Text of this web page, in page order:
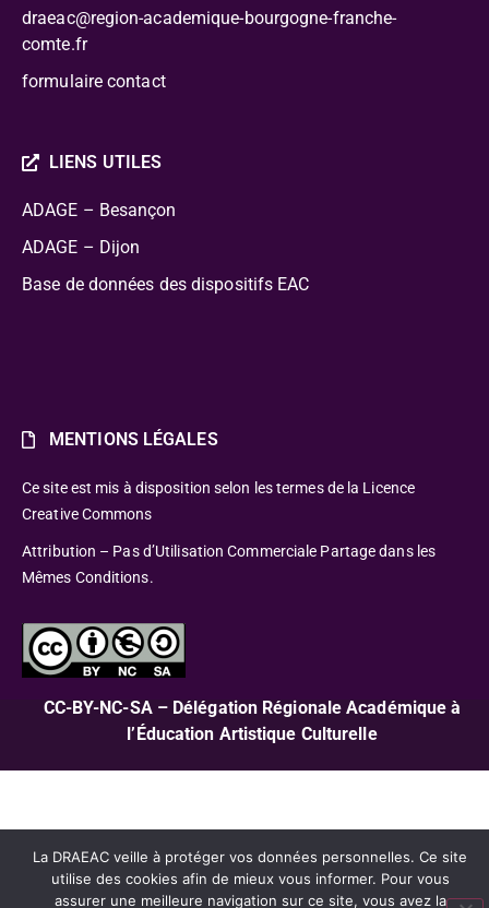
draeac@region-academique-bourgogne-franche-
comte.fr
formulaire contact
LIENS UTILES
ADAGE – Besançon
ADAGE – Dijon
Base de données des dispositifs EAC
MENTIONS LÉGALES
Ce site est mis à disposition selon les termes de la Licence
Creative Commons
Attribution – Pas d’Utilisation Commerciale Partage dans les
Mêmes Conditions.
CC-BY-NC-SA – Délégation Régionale Académique à
l’Éducation Artistique Culturelle
La DRAEAC veille à protéger vos données personnelles. Ce site
utilise des cookies afin de mieux vous informer. Pour vous
assurer une meilleure navigation sur ce site, vous avez la